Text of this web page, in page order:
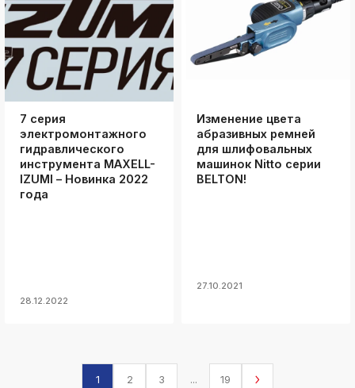
длительной эксплуатации
резьбовых соединений и
воздействия нагрузок.
7 серия
электромонтажного
гидравлического
инструмента MAXELL-
IZUMI – Новинка 2022
года
28.12.2022
Изменение цвета
абразивных ремней
для шлифовальных
машинок Nitto серии
BELTON!
27.10.2021
1 2 3 ... 19